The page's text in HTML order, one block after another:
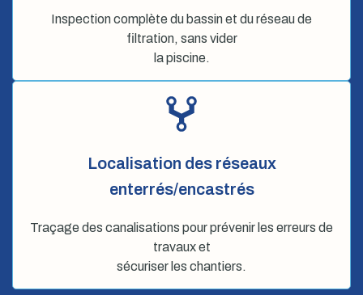
Inspection complète du bassin et du réseau de
filtration, sans vider
la piscine.
Localisation des réseaux
enterrés/encastrés
Traçage des canalisations pour prévenir les erreurs de
travaux et
sécuriser les chantiers.